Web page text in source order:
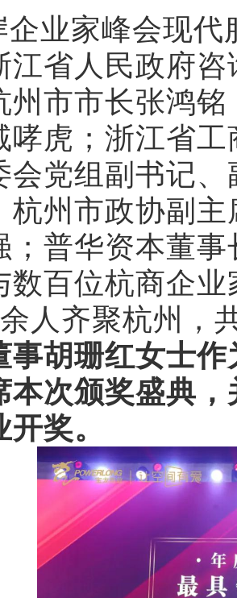
企业家峰会现代
江省人民政府
州市市长张鸿铭
虎； 浙江省工
会党组副书记
杭州市政协副
普华资本董
数百位杭商企
人齐聚杭州，
事胡珊红女士
本次颁奖盛典
奖。